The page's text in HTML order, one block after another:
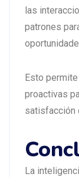
las
patrones
Esto
proactivas
satisfacción
La